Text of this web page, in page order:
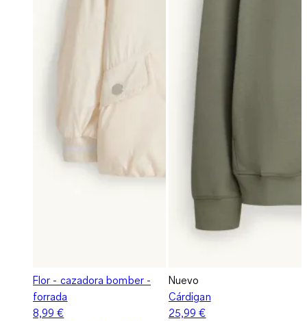
Flor - cazadora bomber -
forrada
8,99 €
Nuevo
Cárdigan
25,99 €